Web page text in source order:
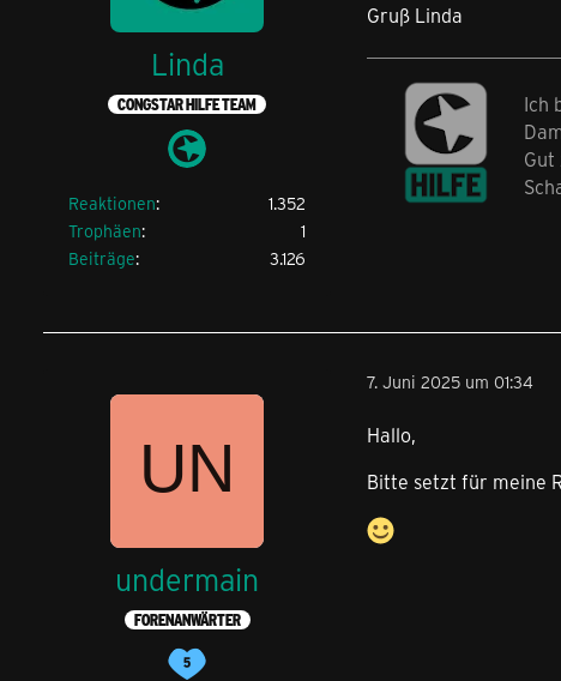
Linda
CONGSTAR HILFE TEAM
Reaktionen
1.352
Trophäen
1
Beiträge
3.126
Gruß Linda
Ich
Gut
undermain
FORENANWÄRTER
7. Juni 2025 um 01:34
Hallo,
Bitte setzt für meine